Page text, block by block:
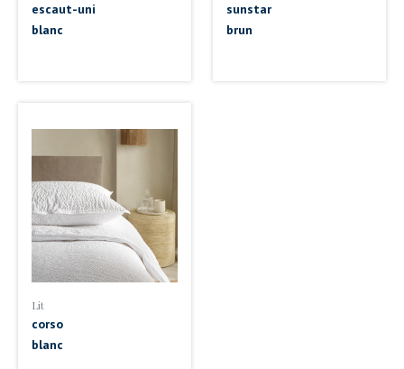
escaut-uni
blanc
sunstar
brun
Lit
corso
blanc